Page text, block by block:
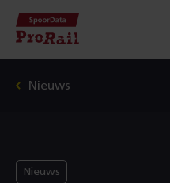
Navigatie
Homepage
ProRail
Nieuws
Nieuws